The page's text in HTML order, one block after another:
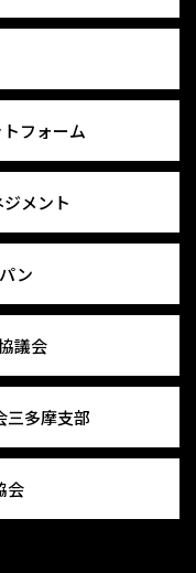
フォーム
メント
ン
議会
三多摩支部
会